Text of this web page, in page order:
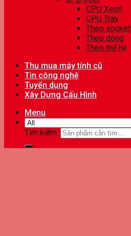
CPU Xeon
CPU Tray
Theo socket
Theo dòng
Theo thế hệ
Thu mua máy tính cũ
Tin công nghệ
Tuyển dụng
Xây Dựng Cấu Hình
Menu
Tìm kiếm: